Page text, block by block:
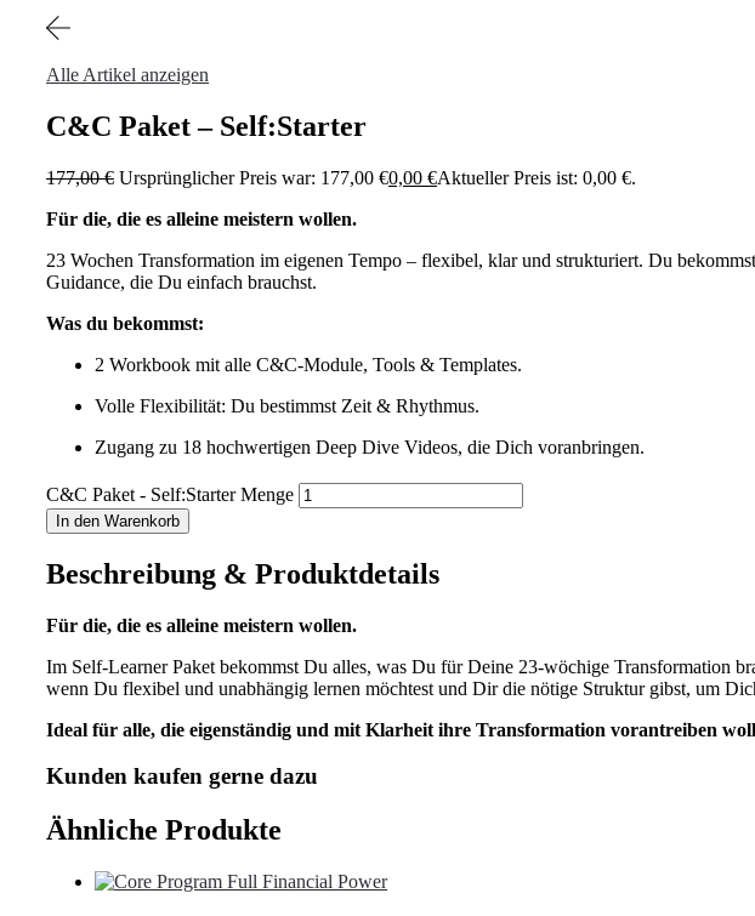
Alle Artikel anzeigen
C&C Paket – Self:Starter
177,00€ Ursprünglicher Preis war: 177,00 €0,00 €Aktueller Preis ist: 0,00 €.
Für die, die es alleine meistern wollen.
23 Wochen Transformation im eigenen Tempo – flexibel, klar und strukturiert. Du
Guidance, die Du einfach brauchst.
Was du bekommst:
2 Workbook mit alle C&C-Module, Tools & Templates.
Volle Flexibilität: Du bestimmst Zeit & Rhythmus.
Zugang zu 18 hochwertigen Deep Dive Videos, die Dich voranbringen.
C&C Paket - Self:Starter Menge
In den Warenkorb
Beschreibung & Produktdetails
Für die, die es alleine meistern wollen.
Im Self-Learner Paket bekommst Du alles, was Du für Deine 23-wöchige Transformation
wenn Du flexibel und unabhängig lernen möchtest und Dir die nötige Struktur gibst, um
Ideal für alle, die eigenständig und mit Klarheit ihre Transformation vorantreiben
Kunden kaufen gerne dazu
Ähnliche Produkte